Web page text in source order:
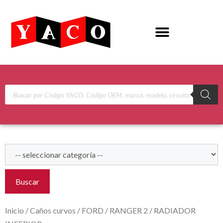
Buscar
Inicio /Caños curvos / FORD / RANGER 2 / RADIADOR